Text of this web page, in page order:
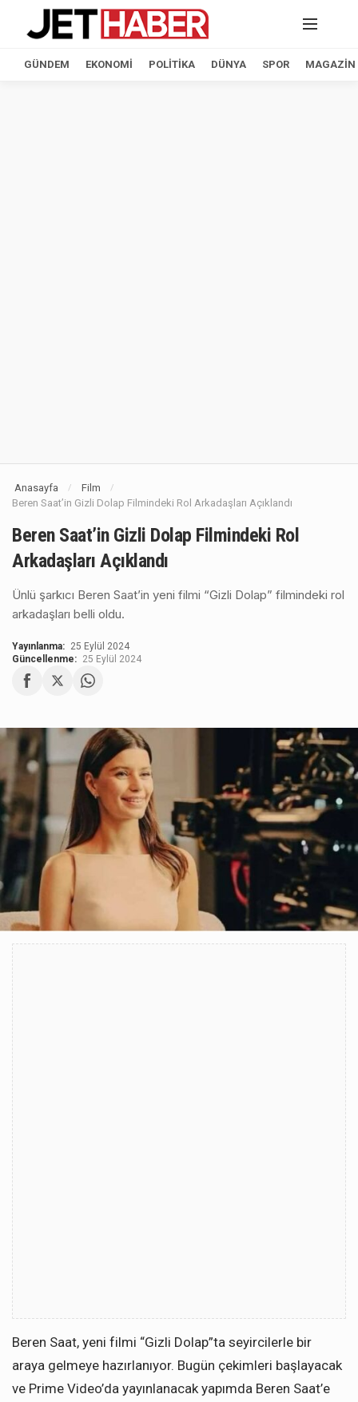
GÜNDEM EKONOMI POLITIKA DÜNYA SPOR MAGAZIN
Anasayfa / Film /
Beren Saat’in Gizli Dolap Filmindeki Rol Arkadaşları Açıklandı
Beren Saat’in Gizli Dolap Filmindeki Rol
Arkadaşları Açıklandı
Ünlü şarkıcı Beren Saat’in yeni filmi “Gizli Dolap” filmindeki rol
arkadaşları belli oldu.
Yayınlanma: 25 Eylül 2024
Güncellenme: 25 Eylül 2024
Beren Saat, yeni filmi “Gizli Dolap”ta seyircilerle bir
araya gelmeye hazırlanıyor. Bugün çekimleri başlayacak
ve Prime Video’da yayınlanacak yapımda Beren Saat’e